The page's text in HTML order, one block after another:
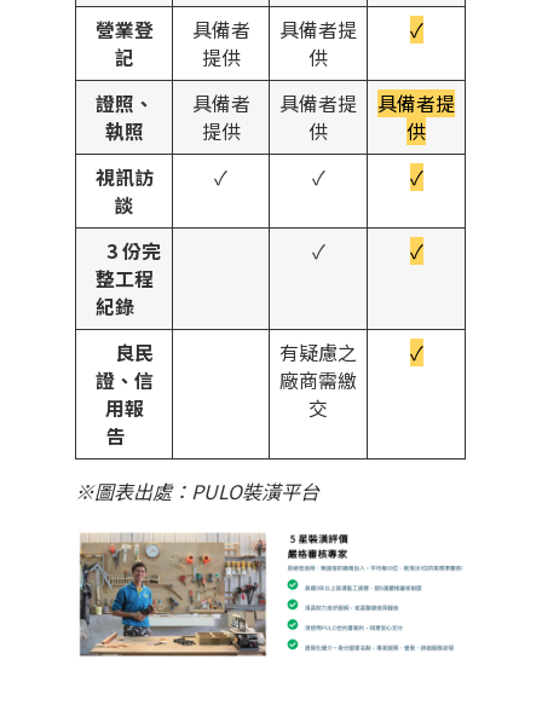
營業登
記
具備者
提供
具備者提
供
✓
證照、
執照
具備者
提供
具備者提
供
具備者提
供
視訊訪
談
✓ ✓ ✓
3 份完
整工程
紀錄
✓ ✓
良民
證、信
用報
告
有疑慮之
廠商需繳
交
✓
※圖表出處：PULO裝潢平台